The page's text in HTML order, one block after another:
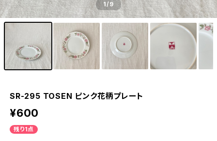
1/9
SR-295 TOSEN ピンク花柄プレート
¥600
残り1点